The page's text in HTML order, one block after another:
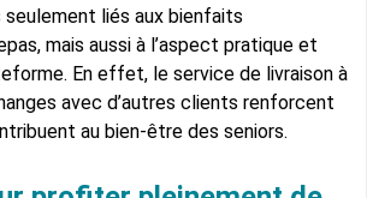
seulement liés aux bienfaits
mais aussi à l’aspect pratique et
En effet, le service de livraison à
avec d’autres clients renforcent
au bien-être des seniors.